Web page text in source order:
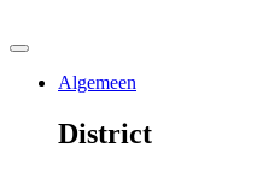
Algemeen
District